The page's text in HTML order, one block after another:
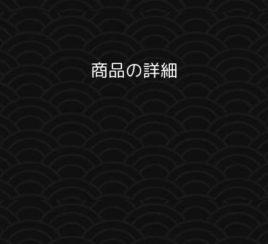
商品の詳細